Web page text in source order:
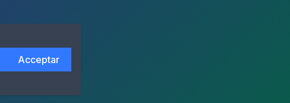
Acceptar